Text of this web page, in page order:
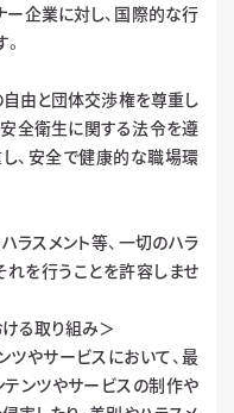
企業に対し、国際的な行
由と団体交渉権を尊重し
安全衛生に関する法令を遵
、安全で健康的な職場環
ラスメント等、一切のハラ
を行うことを許容しませ
る取り組み＞
やサービスにおいて、最
ンツやサービスの制作や